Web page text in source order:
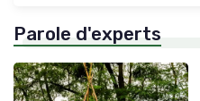
Parole d'experts